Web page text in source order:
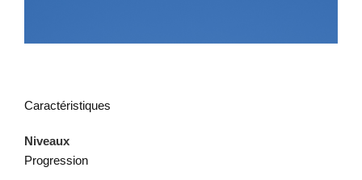
Caractéristiques
Niveaux
Progression